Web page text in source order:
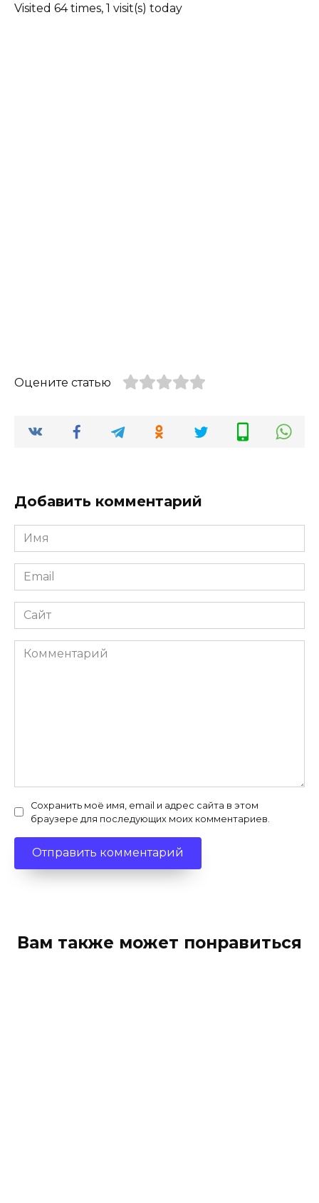
Visited 64 times, 1 visit(s) today
Оцените статью
Добавить комментарий
Имя
*
Email
*
Сайт
Комментарий
Сохранить моё имя, email и адрес сайта в этом
браузере для последующих моих комментариев.
Вам также может понравиться